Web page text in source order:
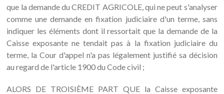
que la demande du CREDIT AGRICOLE, qui ne peut s'analyser
comme une demande en fixation judiciaire d'un terme, sans
indiquer les éléments dont il ressortait que la demande de la
Caisse exposante ne tendait pas à la fixation judiciaire du
terme, la Cour d'appel n'a pas légalement justifié sa décision
au regard de l'article 1900 du Code civil ;
ALORS DE TROISIÈME PART QUE la Caisse exposante